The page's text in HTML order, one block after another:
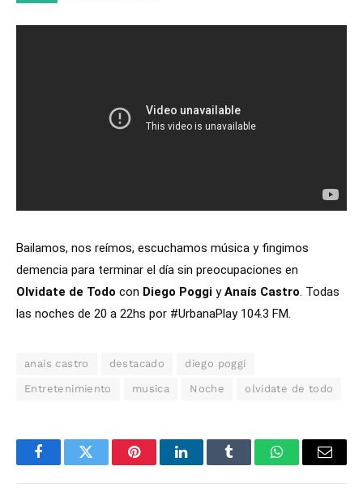
Bailamos, nos reímos, escuchamos música y fingimos
demencia para terminar el día sin preocupaciones en
Olvidate de Todo con Diego Poggi yAnaís Castro. Todas
las noches de 20 a 22hs por #UrbanaPlay 104.3 FM.
anais castro destacado diego poggi
Entretenimiento musica Noche olvidate de todo
FacebookTwitter PinterestLinkedInTumblr WhatsAppEmail